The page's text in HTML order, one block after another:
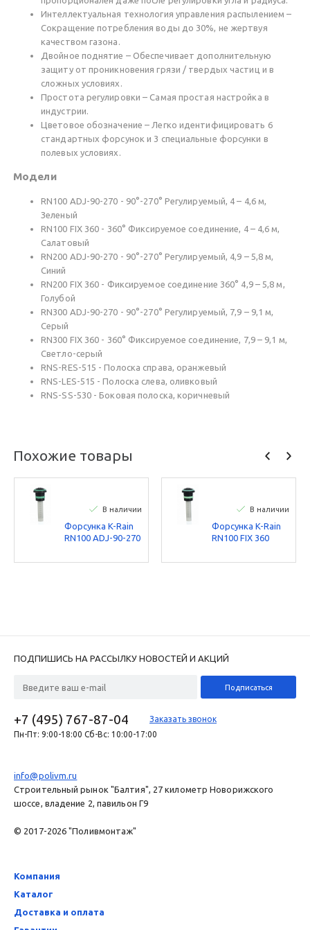
Интеллектуальная технология управления распылением –
Сокращение потребления воды до 30%, не жертвуя
качеством газона.
Двойное поднятие – Обеспечивает дополнительную
защиту от проникновения грязи / твердых частиц и в
сложных условиях.
Простота регулировки – Самая простая настройка в
индустрии.
Цветовое обозначение – Легко идентифицировать 6
стандартных форсунок и 3 специальные форсунки в
полевых условиях.
Модели
RN100 ADJ-90-270 - 90°-270° Регулируемый, 4 – 4,6 м,
Зеленый
RN100 FIX 360 - 360° Фиксируемое соединение, 4 – 4,6 м,
Салатовый
RN200 ADJ-90-270 - 90°-270° Регулируемый, 4,9 – 5,8 м,
Синий
RN200 FIX 360 - Фиксируемое соединение 360° 4,9 – 5,8 м,
Голубой
RN300 ADJ-90-270 - 90°-270° Регулируемый, 7,9 – 9,1 м,
Серый
RN300 FIX 360 - 360° Фиксируемое соединение, 7,9 – 9,1 м,
Светло-серый
RNS-RES-515 - Полоска справа, оранжевый
RNS-LES-515 - Полоска слева, оливковый
RNS-SS-530 - Боковая полоска, коричневый
Похожие товары
В наличии
Форсунка K-Rain
RN100 ADJ-90-270
В наличии
Форсунка K-Rain
RN100 FIX 360
ПОДПИШИСЬ НА РАССЫЛКУ НОВОСТЕЙ И АКЦИЙ
+7 (495) 767-87-04
Заказать звонок
Пн-Пт: 9:00-18:00 Сб-Вс: 10:00-17:00
info@polivm.ru
Строительный рынок "Балтия", 27 километр Новорижского
шоссе, владение 2, павильон Г9
© 2017-2026 "Поливмонтаж"
Компания
Каталог
Доставка и оплата